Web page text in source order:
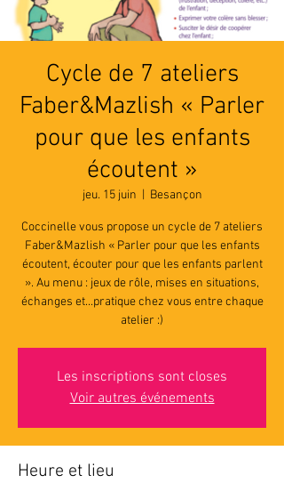
Cycle de 7 ateliers
Faber&Mazlish « Parler
pour que les enfants
écoutent »
jeu. 15 juin Besançon
Coccinelle vous propose un cycle de 7 ateliers
Faber&Mazlish « Parler pour que les enfants
écoutent, écouter pour que les enfants parlent
». Au menu : jeux de rôle, mises en situations,
échanges et...pratique chez vous entre chaque
atelier :)
Les inscriptions sont closes
Voir autres événements
Heure et lieu